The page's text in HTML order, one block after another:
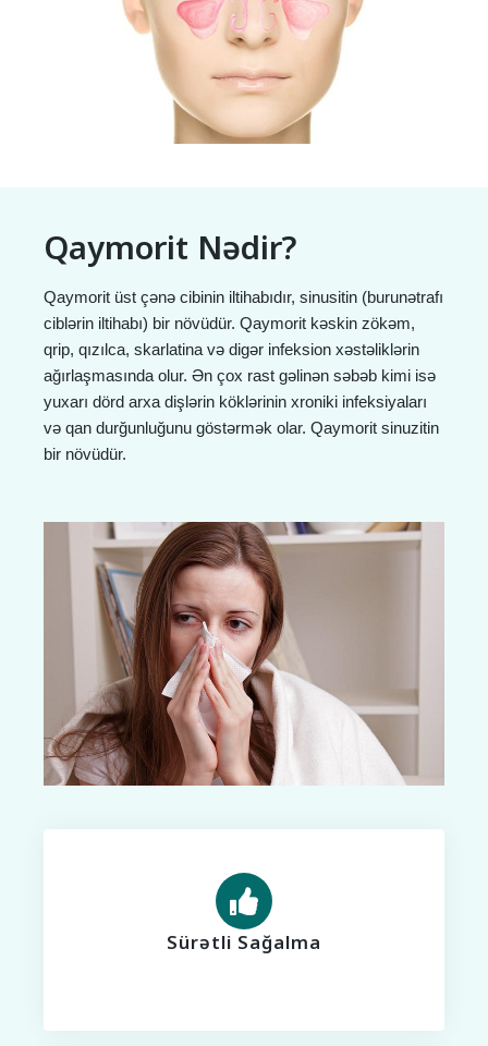
Qaymorit Nədir?
Qaymorit üst çənə cibinin iltihabıdır, sinusitin (burunətrafı
ciblərin iltihabı) bir növüdür. Qaymorit kəskin zökəm,
qrip, qızılca, skarlatina və digər infeksion xəstəliklərin
ağırlaşmasında olur. Ən çox rast gəlinən səbəb kimi isə
yuxarı dörd arxa dişlərin köklərinin xroniki infeksiyaları
və qan durğunluğunu göstərmək olar. Qaymorit sinuzitin
bir növüdür.
Sürətli Sağalma